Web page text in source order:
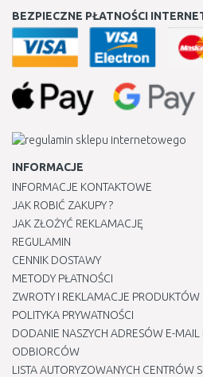
BEZPIECZNE PŁATNOŚCI
INFORMACJE
INFORMACJE KONTAKTOWE
JAK ROBIĆ ZAKUPY ?
JAK ZŁOŻYĆ REKLAMACJĘ
REGULAMIN
CENNIK DOSTAWY
METODY PŁATNOŚCI
ZWROTY I REKLAMACJE PRODUKTÓW
POLITYKA PRYWATNOŚCI
DODANIE NASZYCH ADRESÓW E-MAIL
ODBIORCÓW
LISTA AUTORYZOWANYCH CENTRÓW